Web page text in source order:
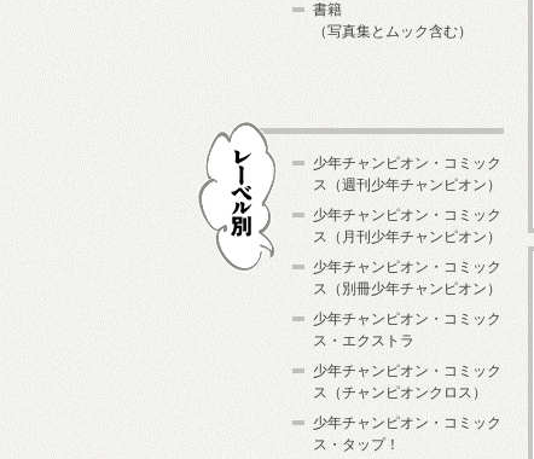
書籍
（写真集とムック含む）
少年チャンピオン・コミック
ス（週刊少年チャンピオン）
少年チャンピオン・コミック
ス（月刊少年チャンピオン）
少年チャンピオン・コミック
ス（別冊少年チャンピオン）
少年チャンピオン・コミック
ス・エクストラ
少年チャンピオン・コミック
ス（チャンピオンクロス）
少年チャンピオン・コミック
ス・タップ！